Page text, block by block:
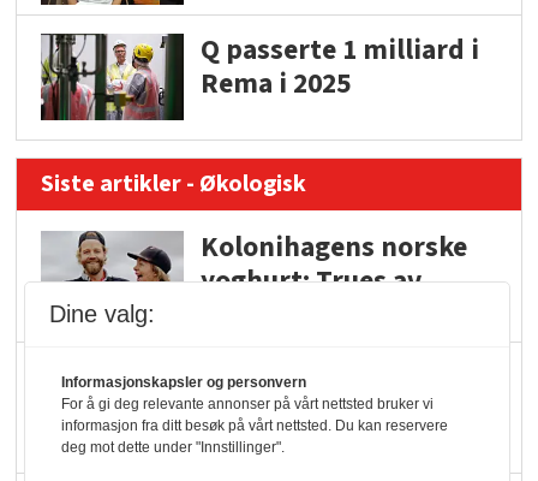
Q passerte 1 milliard i
Rema i 2025
Siste artikler - Økologisk
Kolonihagens norske
yoghurt: Trues av
Marit Kolby vant
Økologisk Norge sin
hederspris
Dine valg:
Informasjonskapsler og personvern
For å gi deg relevante annonser på vårt nettsted bruker vi
informasjon fra ditt besøk på vårt nettsted. Du kan reservere
deg mot dette under "Innstillinger".